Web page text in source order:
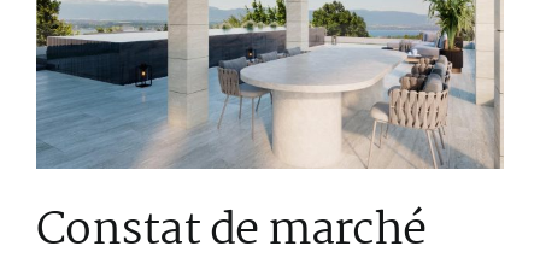
Constat de marché